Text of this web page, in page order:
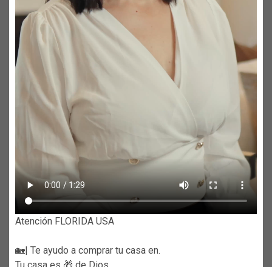
Atención FLORIDA USA
🏡| Te ayudo a comprar tu casa en.